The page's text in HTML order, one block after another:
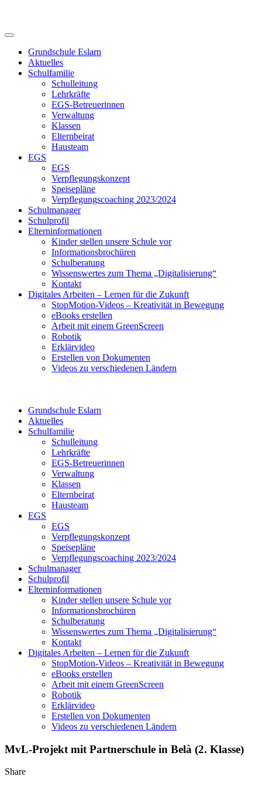
Grundschule Eslarn
Aktuelles
Schulfamilie
Schulleitung
Lehrkräfte
EGS-Betreuerinnen
Verwaltung
Klassen
Elternbeirat
Hausteam
EGS
EGS
Verpflegungskonzept
Speisepläne
Verpflegungscoaching 2023/2024
Schulmanager
Schulprofil
Elterninformationen
Kinder stellen unsere Schule vor
Informationsbrochüren
Schulberatung
Wissenswertes zum Thema „Digitalisierung“
Kontakt
Digitales Arbeiten – Lernen für die Zukunft
StopMotion-Videos – Kreativität in Bewegung
eBooks erstellen
Arbeit mit einem GreenScreen
Robotik
Erklärvideo
Erstellen von Dokumenten
Videos zu verschiedenen Ländern
Grundschule Eslarn
Aktuelles
Schulfamilie
Schulleitung
Lehrkräfte
EGS-Betreuerinnen
Verwaltung
Klassen
Elternbeirat
Hausteam
EGS
EGS
Verpflegungskonzept
Speisepläne
Verpflegungscoaching 2023/2024
Schulmanager
Schulprofil
Elterninformationen
Kinder stellen unsere Schule vor
Informationsbrochüren
Schulberatung
Wissenswertes zum Thema „Digitalisierung“
Kontakt
Digitales Arbeiten – Lernen für die Zukunft
StopMotion-Videos – Kreativität in Bewegung
eBooks erstellen
Arbeit mit einem GreenScreen
Robotik
Erklärvideo
Erstellen von Dokumenten
Videos zu verschiedenen Ländern
MvL-Projekt mit Partnerschule in Belà (2. Klasse)
Share